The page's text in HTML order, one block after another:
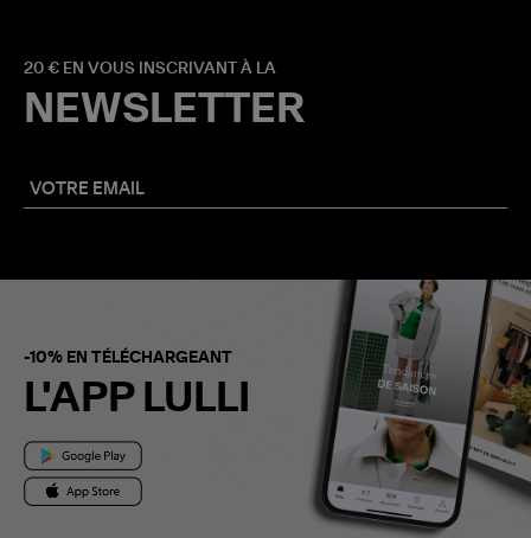
20 € EN VOUS INSCRIVANT À LA
NEWSLETTER
-10% EN TÉLÉCHARGEANT
L'APP LULLI